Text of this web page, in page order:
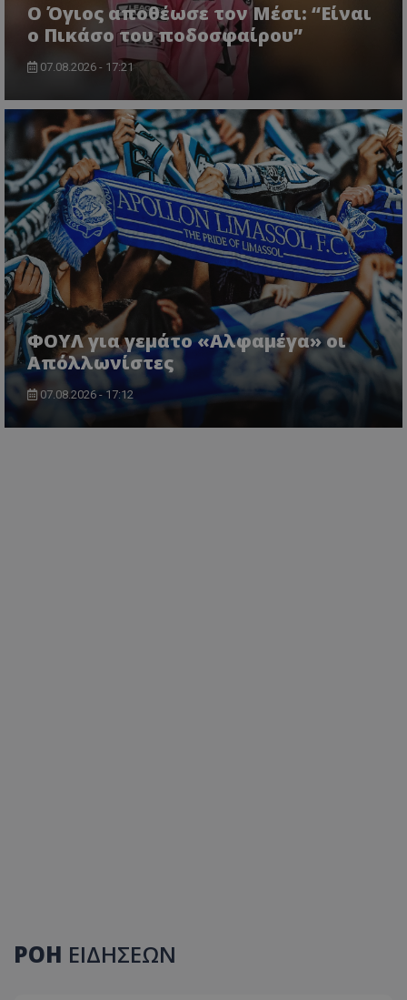
Ο Όγιος αποθέωσε τον Μέσι: “Είναι
ο Πικάσο του ποδοσφαίρου”
07.08.2026 - 17:21
ΦΟΥΛ για γεμάτο «Αλφαμέγα» οι
Απόλλωνίστες
07.08.2026 - 17:12
ΡΟΗ ΕΙΔΗΣΕΩΝ